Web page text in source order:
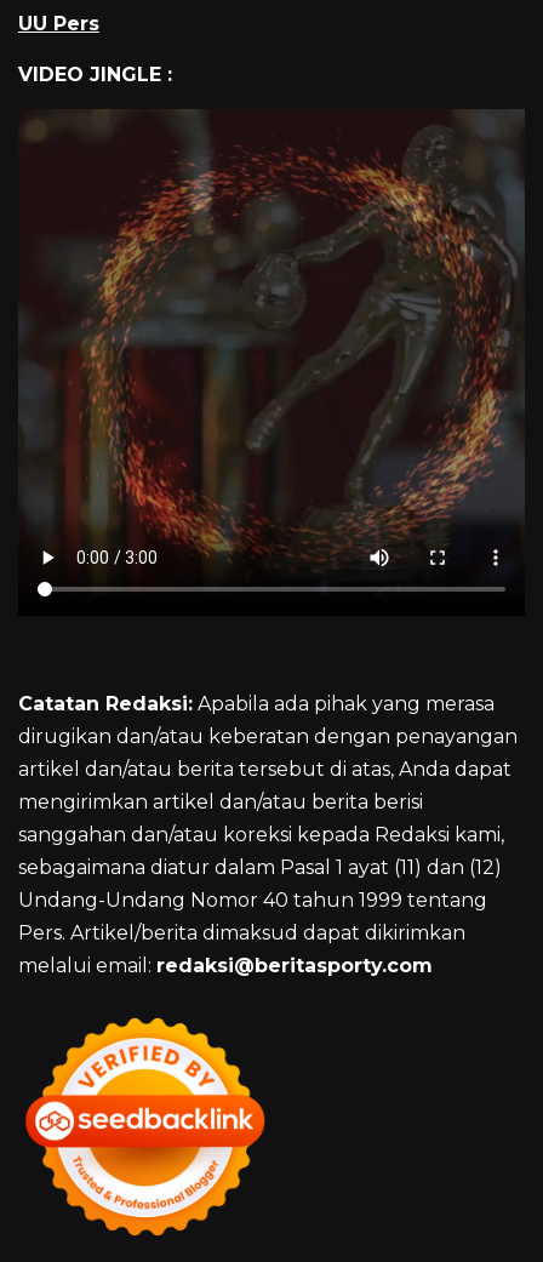
UU Pers
VIDEO JINGLE :
Catatan Redaksi: Apabila ada pihak yang merasa
dirugikan dan/atau keberatan dengan penayangan
artikel dan/atau berita tersebut di atas, Anda dapat
mengirimkan artikel dan/atau berita berisi
sanggahan dan/atau koreksi kepada Redaksi kami,
sebagaimana diatur dalam Pasal 1 ayat (11) dan (12)
Undang-Undang Nomor 40 tahun 1999 tentang
Pers. Artikel/berita dimaksud dapat dikirimkan
melalui email: redaksi@beritasporty.com